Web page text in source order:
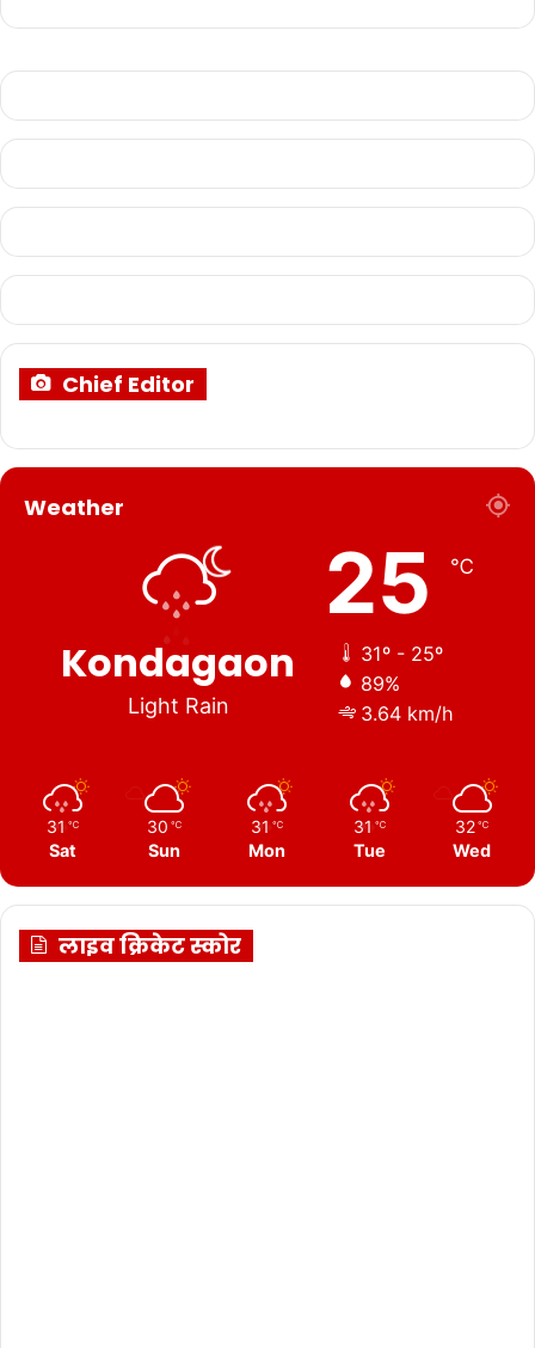
Chief Editor
Weather
Kondagaon
Light Rain
25 ℃
31º - 25º
89%
3.64 km/h
31 ℃
Sat
30 ℃
Sun
31 ℃
Mon
31 ℃
Tue
32 ℃
Wed
लाइव क्रिकेट स्कोर